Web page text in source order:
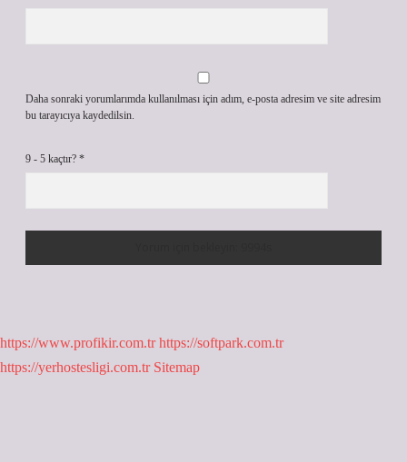
Daha sonraki yorumlarımda kullanılması için adım, e-posta adresim ve site adresim
bu tarayıcıya kaydedilsin.
9 - 5 kaçtır? *
https://www.profikir.com.tr https://softpark.com.tr
https://yerhostesligi.com.tr Sitemap